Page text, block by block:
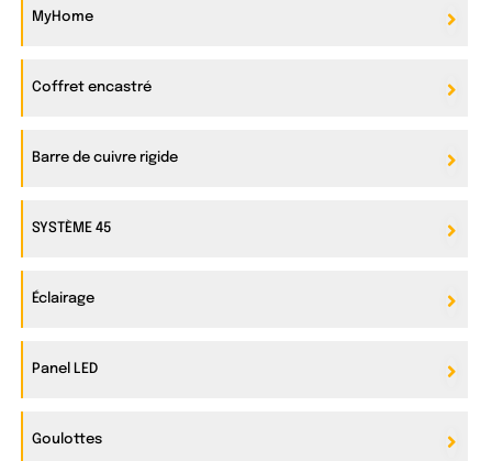
MyHome
Coffret encastré
Barre de cuivre rigide
SYSTÈME 45
Éclairage
Panel LED
Goulottes